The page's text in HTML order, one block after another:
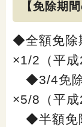
【免除期
◆全額免除
×1/2（平成
◆3/4免除
×5/8（平成
◆半額免